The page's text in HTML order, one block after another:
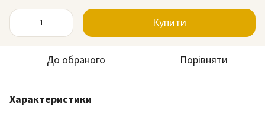
Купити
До обраного Порівняти
Характеристики